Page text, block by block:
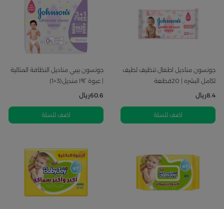
جونسون مناديل اطفال تنظيف لطيف
لكامل البشره | 20قطعة
8.4ريال
اضف للسلة
جونسون بيبي مناديل النظافة المثالية
| عبوة ١٩٢ منديل(3+1)
60.6ريال
اضف للسلة